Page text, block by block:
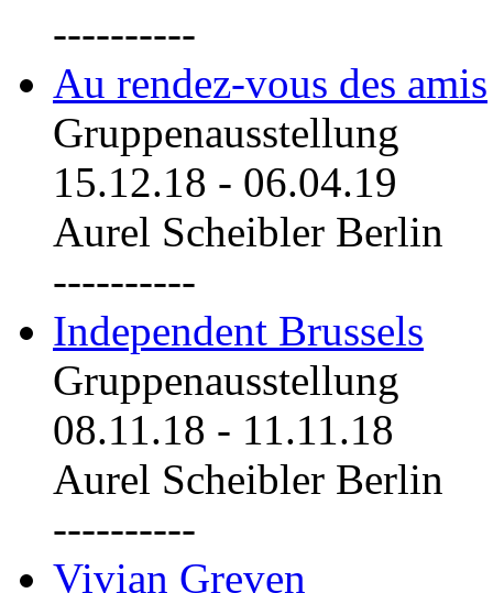
----------
Au rendez-vous des amis
Gruppenausstellung
15.12.18 - 06.04.19
Aurel Scheibler Berlin
----------
Independent Brussels
Gruppenausstellung
08.11.18 - 11.11.18
Aurel Scheibler Berlin
----------
Vivian Greven